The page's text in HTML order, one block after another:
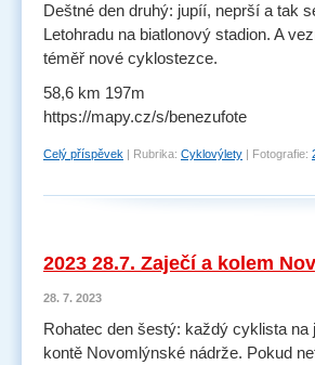
Deštné den druhý: jupíí, neprší a tak
Letohradu na biatlonový stadion. A
téměř nové cyklostezce.
58,6 km 197m
https://mapy.cz/s/benezufote
Celý příspěvek | Rubrika: Cyklovýlety | Fotografie:
2023 28.7. Zaječí a kolem
28. 7. 2023
Rohatec den šestý: každý cyklista
kontě Novomlýnské nádrže. Pokud